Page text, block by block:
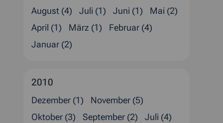
August (4)
Juli (1) Juni (1)
Mai (2)
April (1)
März (1)
Februar (4)
Januar (2)
2010
Dezember (1)
November (5)
Oktober (3)
September (2)
Juli (4)